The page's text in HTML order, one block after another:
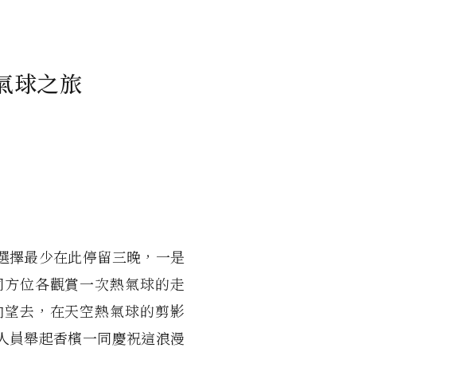
球之旅
擇最少在此停留三晚，一是
位各觀賞一次熱氣球的走
去，在天空熱氣球的剪影
員舉起香檳一同慶祝這浪漫